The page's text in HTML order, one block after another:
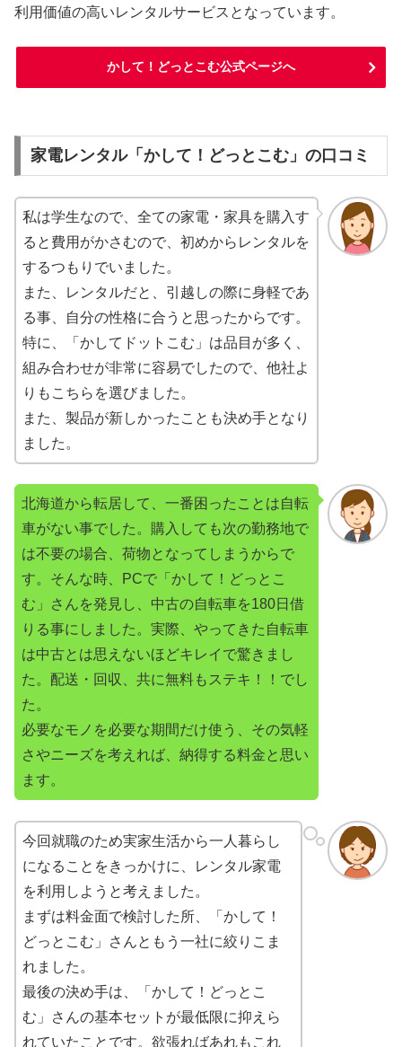
利用価値の高いレンタルサービスとなっています。
かして！どっとこむ公式ページへ
家電レンタル「かして！どっとこむ」の口コミ
私は学生なので、全ての家電・家具を購入す
ると費用がかさむので、初めからレンタルを
するつもりでいました。
また、レンタルだと、引越しの際に身軽であ
る事、自分の性格に合うと思ったからです。
特に、「かしてドットこむ」は品目が多く、
組み合わせが非常に容易でしたので、他社よ
りもこちらを選びました。
また、製品が新しかったことも決め手となり
ました。
北海道から転居して、一番困ったことは自転
車がない事でした。購入しても次の勤務地で
は不要の場合、荷物となってしまうからで
す。そんな時、PCで「かして！どっとこ
む」さんを発見し、中古の自転車を180日借
りる事にしました。実際、やってきた自転車
は中古とは思えないほどキレイで驚きまし
た。配送・回収、共に無料もステキ！！でし
た。
必要なモノを必要な期間だけ使う、その気軽
さやニーズを考えれば、納得する料金と思い
ます。
今回就職のため実家生活から一人暮らし
になることをきっかけに、レンタル家電
を利用しようと考えました。
まずは料金面で検討した所、「かして！
どっとこむ」さんともう一社に絞りこま
れました。
最後の決め手は、「かして！どっとこ
む」さんの基本セットが最低限に抑えら
れていたことです。欲張ればあれもこれ